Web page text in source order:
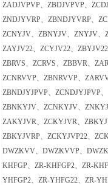
ZADJVPVP、ZBDJVPVP、
ZNDJYVRP、ZBNDJYVRP、
ZCNYJV、ZBNYJV、ZNYJV
ZAYJV22、ZCYJV22、
ZBRVS、ZCRVS、ZBBVR、
ZCNRVVP、ZBNRVVP、
ZBNDJYJPVP、ZCNDJYJPVP
ZBNKYJV、ZCNKYJV、
ZAKYJVR、ZCKYJVR、
ZBKYJVRP、ZCKYJVP22、
DWZKVV、DWZKVVP、
KHFGP、ZR-KHFGP2、ZR-
YHFGP2、ZR-YHFG22、ZR-